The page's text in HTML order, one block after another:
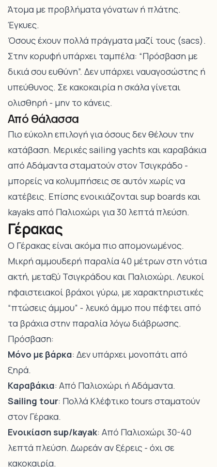
Άτομα με προβλήματα γόνατων ή πλάτης.
Έγκυες.
Όσους έχουν πολλά πράγματα μαζί τους (sacs).
Στην κορυφή υπάρχει ταμπέλα: “Πρόσβαση με
δικιά σου ευθύνη”. Δεν υπάρχει ναυαγοσώστης ή
υπεύθυνος. Σε κακοκαιρία η σκάλα γίνεται
ολισθηρή - μην το κάνεις.
Από θάλασσα
Πιο εύκολη επιλογή για όσους δεν θέλουν την
κατάβαση. Μερικές sailing yachts και καραβάκια
από Αδάμαντα σταματούν στον Τσιγκράδο -
μπορείς να κολυμπήσεις σε αυτόν χωρίς να
κατέβεις. Επίσης ενοικιάζονται sup boards και
kayaks από Παλιοχώριγια 30 λεπτά πλεύση.
Γέρακας
Ο Γέρακας είναι ακόμα πιο απομονωμένος.
Μικρή αμμουδερή παραλία 40 μέτρων στη νότια
ακτή, μεταξύ Τσιγκράδου και Παλιοχώρι. Λευκοί
ηφαιστειακοί βράχοι γύρω, με χαρακτηριστικές
“πτώσεις άμμου” - λευκό άμμο που πέφτει από
τα βράχια στην παραλία λόγω διάβρωσης.
Πρόσβαση:
Μόνο με βάρκα: Δεν υπάρχει μονοπάτι από
ξηρά.
Καραβάκια: Από Παλιοχώρι ή Αδάμαντα.
Sailing tour: Πολλά Κλέφτικο tours σταματούν
στον Γέρακα.
Ενοικίαση sup/kayak: Από Παλιοχώρι 30-40
λεπτά πλεύση. Δωρεάν αν ξέρεις - όχι σε
κακοκαιρία.